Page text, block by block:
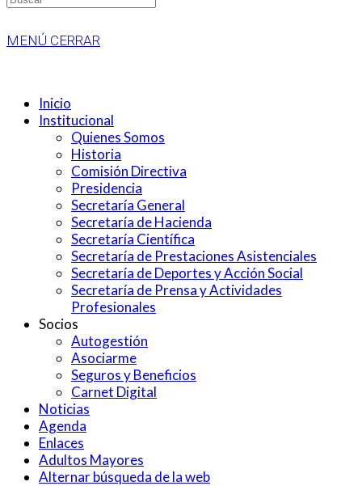
MENÚ CERRAR
Inicio
Institucional
Quienes Somos
Historia
Comisión Directiva
Presidencia
Secretaría General
Secretaría de Hacienda
Secretaría Científica
Secretaría de Prestaciones Asistenciales
Secretaría de Deportes y Acción Social
Secretaría de Prensa y Actividades
Profesionales
Socios
Autogestión
Asociarme
Seguros y Beneficios
Carnet Digital
Noticias
Agenda
Enlaces
Adultos Mayores
Alternar búsqueda de la web